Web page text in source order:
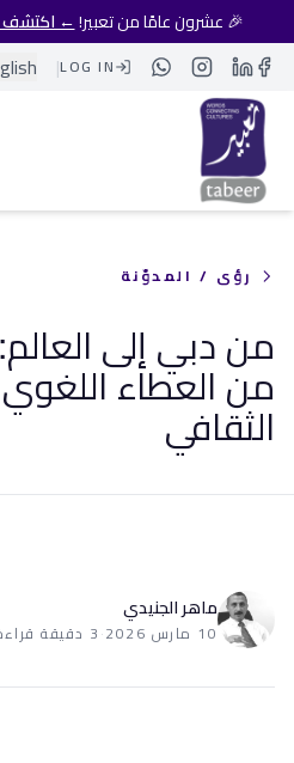
🎉 عشرون عامًا من تعبير!← اكتشف
Facebook
LinkedIn
Instagram
LOG IN
|
رؤى / المدوّنة
من دبي إلى
من العطاء اللغوي
الثقافي
ماهر الجنيدي
10 مارس 2026 ·3 دقيقة قراءة